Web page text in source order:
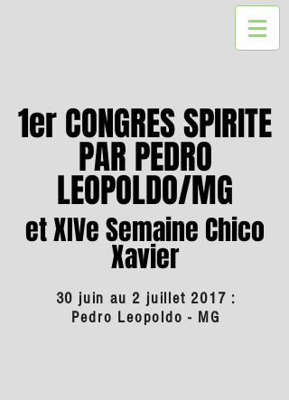
1er CONGRES SPIRITE
PAR PEDRO
LEOPOLDO/MG
et XIVe Semaine Chico
Xavier
30 juin au 2 juillet 2017 :
Pedro Leopoldo - MG